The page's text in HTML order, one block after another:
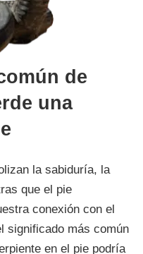
de
una
la sabiduría, la
que el pie
conexión con el
significado más común
en el pie podría